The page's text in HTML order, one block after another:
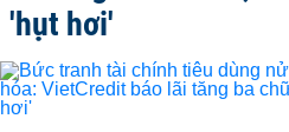
'hụt hơi'